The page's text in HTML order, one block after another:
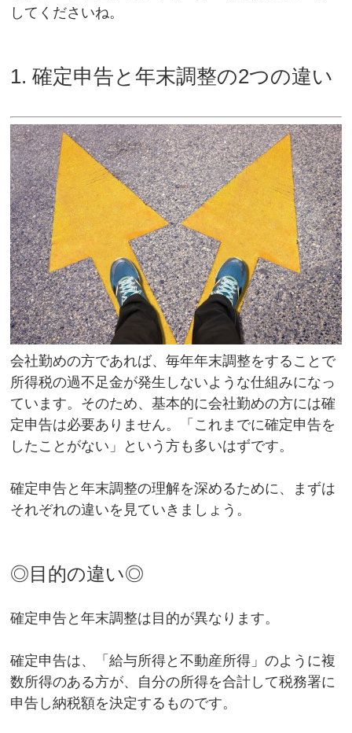
してくださいね。
1. 確定申告と年末調整の2つの違い
会社勤めの方であれば、毎年年末調整をすることで
所得税の過不足金が発生しないような仕組みになっ
ています。そのため、基本的に会社勤めの方には確
定申告は必要ありません。「これまでに確定申告を
したことがない」という方も多いはずです。
確定申告と年末調整の理解を深めるために、まずは
それぞれの違いを見ていきましょう。
◎目的の違い◎
確定申告と年末調整は目的が異なります。
確定申告は、「給与所得と不動産所得」のように複
数所得のある方が、自分の所得を合計して税務署に
申告し納税額を決定するものです。